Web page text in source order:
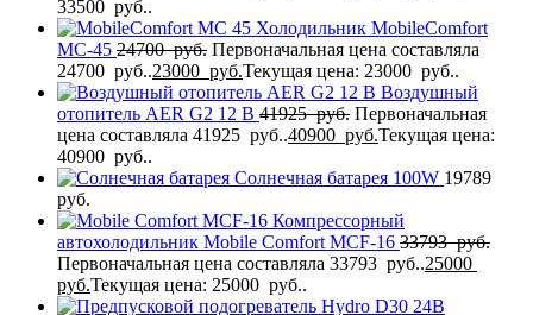
33500 руб..
Холодильник MobileComfort
MC-45 24700руб. Первоначальная цена составляла
24700 руб..23000 руб.Текущая цена: 23000 руб..
Воздушный
отопитель AER G2 12 В 41925руб. Первоначальная
цена составляла 41925 руб..40900 руб.Текущая цена:
40900 руб..
Солнечная батарея 100W 19789
руб.
Компрессорный
автохолодильник Mobile Comfort MCF-16 33793руб.
Первоначальная цена составляла 33793 руб..25000
руб.Текущая цена: 25000 руб..